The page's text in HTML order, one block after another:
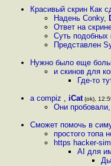
Красивый скрин Как
Надень Conky,
Ответ на
Суть подобных
Представлен
Нужно было еще
и скинов для
Где-то
а compiz , iCat (ok),
Они
Сможет помочь в
простого топа
https hacker-
AI для